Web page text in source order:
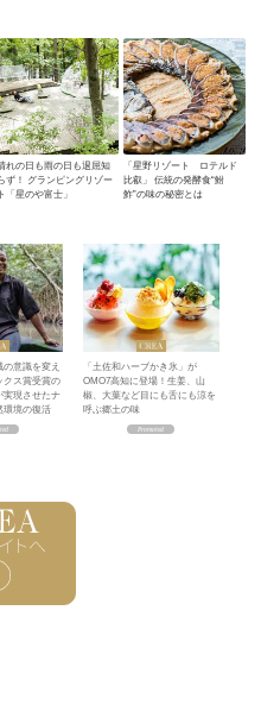
れの日も雨の日も退屈知
ず！ グランピングリゾー
ト「星のや富士」
「星野リゾート ロテルド
比叡」 伝統の発酵食“鮒
鮓”の味の秘密とは
の意識を変え
クス賞受賞の
実現させたナ
環境の復活
「土佐和ハーブかき氷」が
OMO7高知に登場！生姜、山
椒、大葉など目にも舌にも涼を
呼ぶ郷土の味